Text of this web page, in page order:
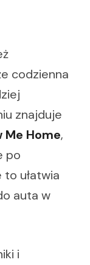
codzienna
znajduje
Me Home,
po
to ułatwia
auta w
i